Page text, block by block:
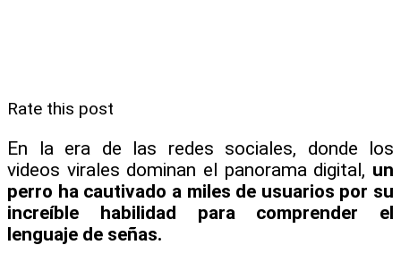
Rate this post
En la era de las redes sociales, donde los
videos virales dominan el panorama digital, un
perro ha cautivado a miles de usuarios por su
increíble habilidad para comprender el
lenguaje de señas.